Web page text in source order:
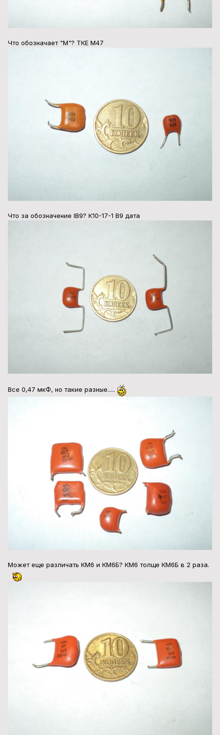
Что обозначает "М"? ТКЕ М47
Что за обозначение IB9? К10-17-1 В9 дата
Все 0,47 мкФ, но такие разные.....
Может еще различать КМ6 и КМ6Б? КМ6 толще КМ6Б в 2 раза.